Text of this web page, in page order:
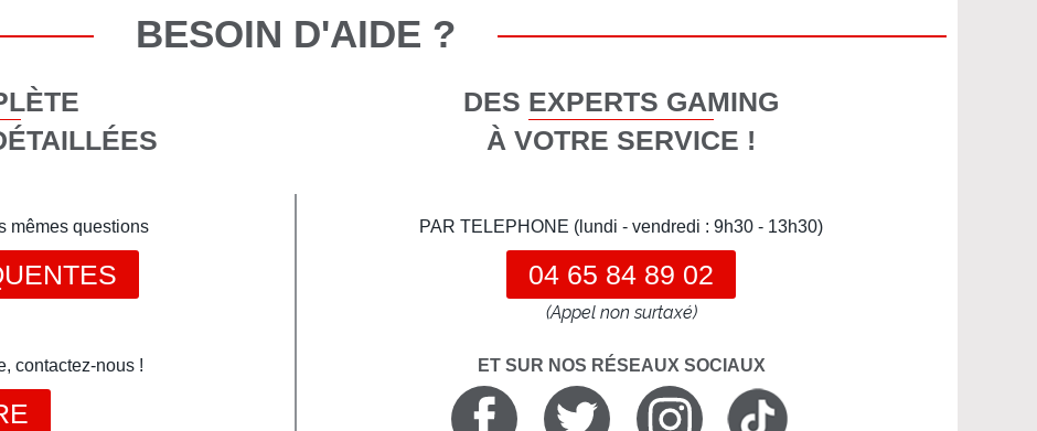
BESOIN D'AIDE ?
mêmes questions
contactez-nous !
DES EXPERTS GAMING
À VOTRE SERVICE !
PAR TELEPHONE (lundi - vendredi : 9h30 - 13h30)
04 65 84 89 02
(Appel non surtaxé)
ET SUR NOS RÉSEAUX SOCIAUX